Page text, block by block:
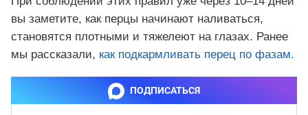
вы заметите, как перцы начинают наливаться,
становятся плотными и тяжелеют на глазах. Ранее
мы рассказали, как подкармливать перец по фазам.
ПОДПИСАТЬСЯ